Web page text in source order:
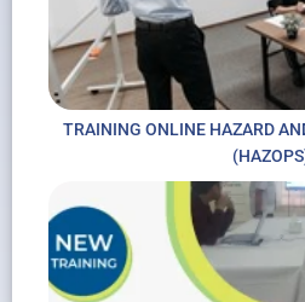
TRAINING ONLINE HAZARD